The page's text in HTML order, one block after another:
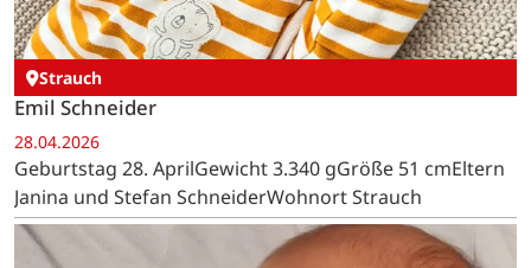
Strauch
Emil Schneider
28.04.2026
Geburtstag 28. AprilGewicht 3.340 gGröße 51 cmEltern
Janina und Stefan SchneiderWohnort Strauch